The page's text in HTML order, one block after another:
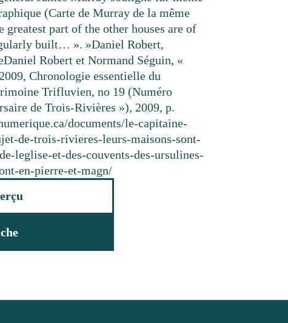
(Carte de Murray de la même
greatest part of the other houses are of
built… ». »Daniel Robert,
Daniel Robert et Normand Séguin, «
Chronologie essentielle du
Trifluvien, no 19 (Numéro
de Trois-Rivières »), 2009, p.
documents/le-capitaine-
de-trois-rivieres-leurs-maisons-sont-
leglise-et-des-couvents-des-ursulines-
en-pierre-et-magn/